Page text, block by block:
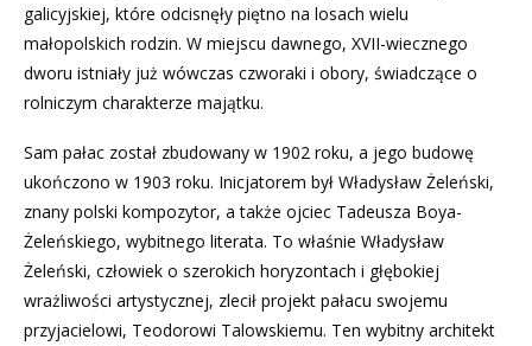
galicyjskiej, które odcisnęły piętno na losach wielu
małopolskich rodzin. W miejscu dawnego, XVII-wiecznego
dworu istniały już wówczas czworaki i obory, świadczące o
rolniczym charakterze majątku.
Sam pałac został zbudowany w 1902 roku, a jego budowę
ukończono w 1903 roku. Inicjatorem był Władysław Żeleński,
znany polski kompozytor, a także ojciec Tadeusza Boya-
Żeleńskiego, wybitnego literata. To właśnie Władysław
Żeleński, człowiek o szerokich horyzontach i głębokiej
wrażliwości artystycznej, zlecił projekt pałacu swojemu
przyjacielowi, Teodorowi Talowskiemu. Ten wybitny architekt